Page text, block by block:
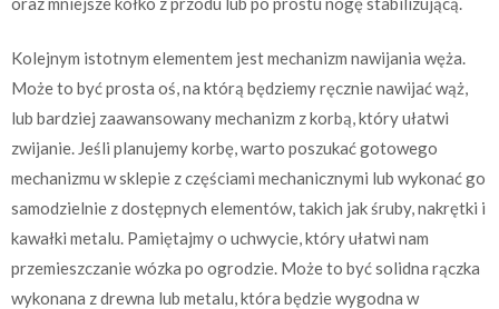
Kolejnym istotnym elementem jest mechanizm nawijania węża.
Może to być prosta oś, na którą będziemy ręcznie nawijać wąż,
lub bardziej zaawansowany mechanizm z korbą, który ułatwi
zwijanie. Jeśli planujemy korbę, warto poszukać gotowego
mechanizmu w sklepie z częściami mechanicznymi lub wykonać go
samodzielnie z dostępnych elementów, takich jak śruby, nakrętki i
kawałki metalu. Pamiętajmy o uchwycie, który ułatwi nam
przemieszczanie wózka po ogrodzie. Może to być solidna rączka
wykonana z drewna lub metalu, która będzie wygodna w